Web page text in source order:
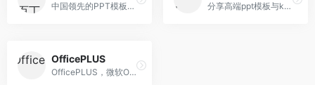
中国领先的PPT模板共享平台 分享高端ppt模板与keynote模板的数字作品交易平台
OfficePLUS
OfficePLUS，微软Office官方在线模板网站！